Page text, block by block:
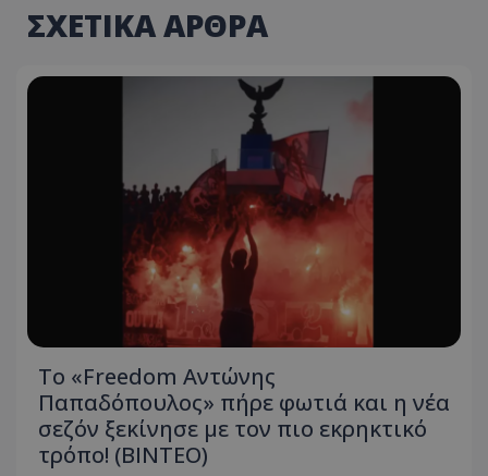
ΣΧΕΤΙΚΑ ΑΡΘΡΑ
Το «Freedom Αντώνης
Παπαδόπουλος» πήρε φωτιά και η νέα
σεζόν ξεκίνησε με τον πιο εκρηκτικό
τρόπο! (ΒΙΝΤΕΟ)